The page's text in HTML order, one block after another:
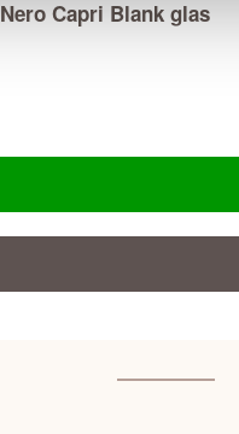
Capri Blank glas